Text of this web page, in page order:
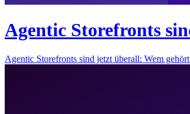
Agentic Storefronts
Agentic Storefronts sind jetzt überall: Wem